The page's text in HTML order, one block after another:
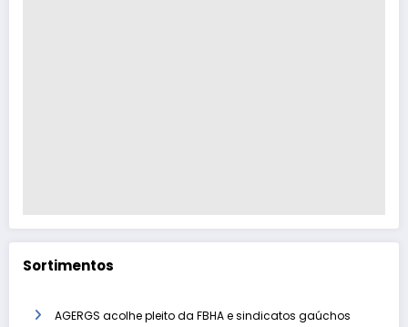
Sortimentos
AGERGS acolhe pleito da FBHA e sindicatos gaúchos